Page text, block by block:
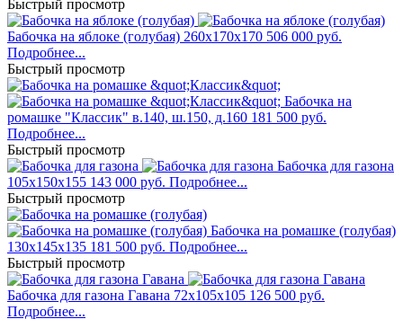
Быстрый просмотр
Бабочка на яблоке (голубая) 260x170x170 506 000 руб.
Подробнее...
Быстрый просмотр
Бабочка на
ромашке "Классик" в.140, ш.150, д.160 181 500 руб.
Подробнее...
Быстрый просмотр
Бабочка для газона
105x150x155 143 000 руб. Подробнее...
Быстрый просмотр
Бабочка на ромашке (голубая)
130x145x135 181 500 руб. Подробнее...
Быстрый просмотр
Бабочка для газона Гавана 72x105x105 126 500 руб.
Подробнее...